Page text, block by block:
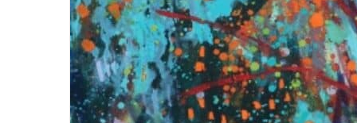
r
i
e
l